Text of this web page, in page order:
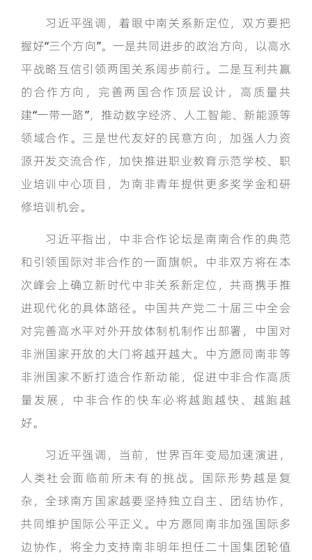
习近平强调，着眼中南关系新定位，双方要把
握好“三个方向”。一是共同进步的政治方向，以高水
平战略互信引领两国关系阔步前行。二是互利共赢
的合作方向，完善两国合作顶层设计，高质量共
建“一带一路”，推动数字经济、人工智能、新能源等
领域合作。三是世代友好的民意方向，加强人力资
源开发交流合作，加快推进职业教育示范学校、职
业培训中心项目，为南非青年提供更多奖学金和研
修培训机会。
习近平指出，中非合作论坛是南南合作的典范
和引领国际对非合作的一面旗帜。中非双方将在本
次峰会上确立新时代中非关系新定位，共商携手推
进现代化的具体路径。中国共产党二十届三中全会
对完善高水平对外开放体制机制作出部署，中国对
非洲国家开放的大门将越开越大。中方愿同南非等
非洲国家不断打造合作新动能，促进中非合作高质
量发展，中非合作的快车必将越跑越快、越跑越
好。
习近平强调，当前，世界百年变局加速演进，
人类社会面临前所未有的挑战。国际形势越是复
杂，全球南方国家越要坚持独立自主、团结协作，
共同维护国际公平正义。中方愿同南非加强国际多
边协作，将全力支持南非明年担任二十国集团轮值